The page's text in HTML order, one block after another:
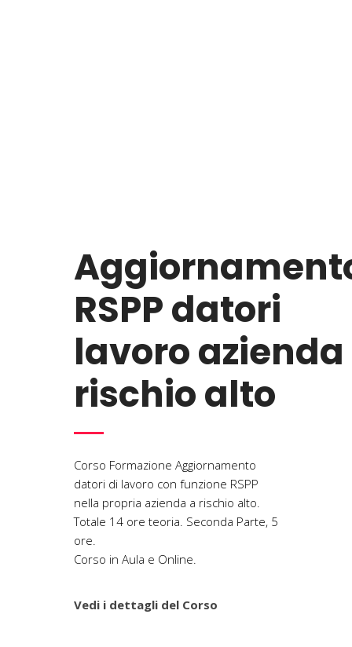
RSPP datori
lavoro azienda
rischio alto
Corso Formazione Aggiornamento
datori di lavoro con funzione RSPP
nella propria azienda a rischio alto.
Totale 14 ore teoria. Seconda Parte, 5
ore.
Corso in Aula e Online.
Vedi i dettagli del Corso